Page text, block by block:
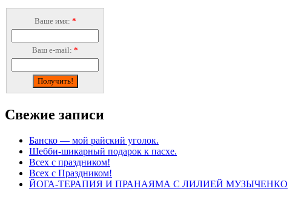
Ваше имя: *
Ваш e-mail: *
Свежие записи
Банско — мой райский уголок.
Шебби-шикарный подарок к пасхе.
Всех с праздником!
Всех с Праздником!
ЙОГА-ТЕРАПИЯ И ПРАНАЯМА С ЛИЛИЕЙ МУЗЫЧЕНКО